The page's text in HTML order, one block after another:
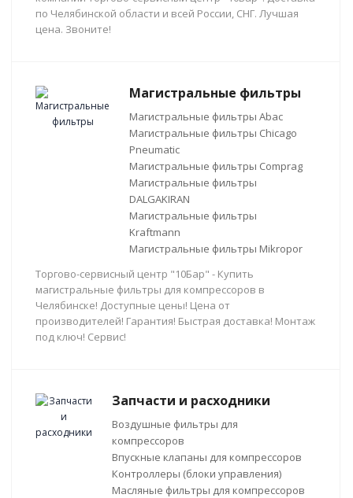
по Челябинской области и всей России, СНГ. Лучшая
цена. Звоните!
Магистральные фильтры
Магистральные фильтры Abac
Магистральные фильтры Chicago
Pneumatic
Магистральные фильтры Comprag
Магистральные фильтры
DALGAKIRAN
Магистральные фильтры
Kraftmann
Магистральные фильтры Mikropor
Торгово-сервисный центр "10Бар" - Купить
магистральные фильтры для компрессоров в
Челябинске! Доступные цены! Цена от
производителей! Гарантия! Быстрая доставка! Монтаж
под ключ! Сервис!
Запчасти и расходники
Воздушные фильтры для
компрессоров
Впускные клапаны для компрессоров
Контроллеры (блоки управления)
Масляные фильтры для компрессоров